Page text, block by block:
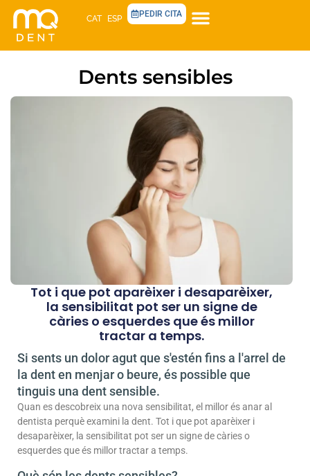
CAT ESP PEDIR CITA
Dents sensibles
Tot i que pot aparèixer i desaparèixer,
la sensibilitat pot ser un signe de
càries o esquerdes que és millor
tractar a temps.
Si sents un dolor agut que s'estén fins a l'arrel de
la dent en menjar o beure, és possible que
tinguis una dent sensible.
Quan es descobreix una nova sensibilitat, el millor és anar al
dentista perquè examini la dent. Tot i que pot aparèixer i
desaparèixer, la sensibilitat pot ser un signe de càries o
esquerdes que és millor tractar a temps.